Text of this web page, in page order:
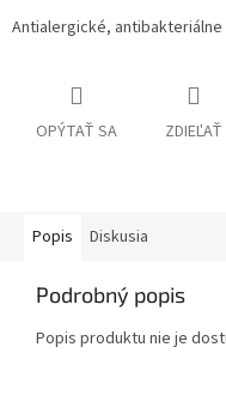
Antialergické,
OPÝTAŤ SA ZDIEĽAŤ
Popis Diskusia
Podrobný popis
Popis produktu nie je